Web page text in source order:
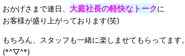
おかげさまで連日、 大庭社長の軽快なトークに
お客様が盛り上がっております(笑)
もちろん、スタッフも一緒に楽しませてもらってます。
(*^▽^*)